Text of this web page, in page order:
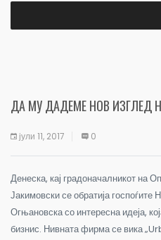
ДА МУ ДАДЕМЕ НОВ ИЗГЛЕД
јули 11, 2017 0
Денеска, кај градоначалникот на
Јакимовски се обратија
Огњановска со интересна идеја,
бизнис. Нивната фирма се вика